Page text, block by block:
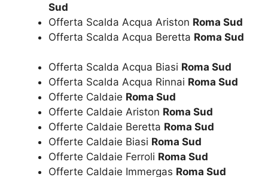
Sud
Offerta Scalda Acqua Ariston Roma Sud
Offerta Scalda Acqua Beretta Roma Sud
Offerta Scalda Acqua Biasi Roma Sud
Offerta Scalda Acqua Rinnai Roma Sud
Offerte Caldaie Roma Sud
Offerte Caldaie Ariston Roma Sud
Offerte Caldaie Beretta Roma Sud
Offerte Caldaie Biasi Roma Sud
Offerte Caldaie Ferroli Roma Sud
Offerte Caldaie Immergas Roma Sud